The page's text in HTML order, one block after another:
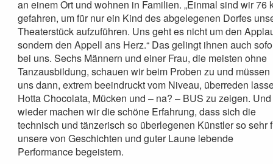
an einem Ort und wohnen in Familien. „Einmal sind wir 76
gefahren, um für nur ein Kind des abgelegenen Dorfes
Theaterstück aufzuführen. Uns geht es nicht um den
sondern den Appell ans Herz.“ Das gelingt ihnen auch
bei uns. Sechs Männern und einer Frau, die meisten ohne
Tanzausbildung, schauen wir beim Proben zu und müssen
uns dann, extrem beeindruckt vom Niveau, überreden
Hotta Chocolata, Mücken und – na? – BUS zu zeigen. Und
wieder machen wir die schöne Erfahrung, dass sich die
technisch und tänzerisch so überlegenen Künstler so sehr
unsere von Geschichten und guter Laune lebende
Performance begeistern.